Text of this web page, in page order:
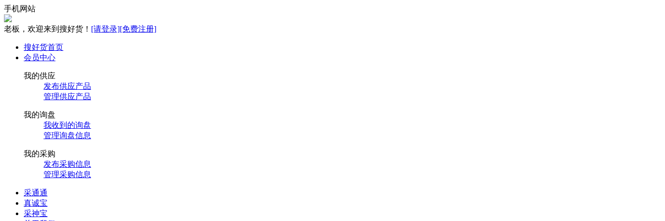
手机网站
老板，欢迎来到搜好货！ [请登录][免费注册]
搜好货首页
会员中心
我的供应
发布供应产品
管理供应产品
我的询盘
我收到的询盘
管理询盘信息
我的采购
发布采购信息
管理采购信息
采通通
真诚宝
采神宝